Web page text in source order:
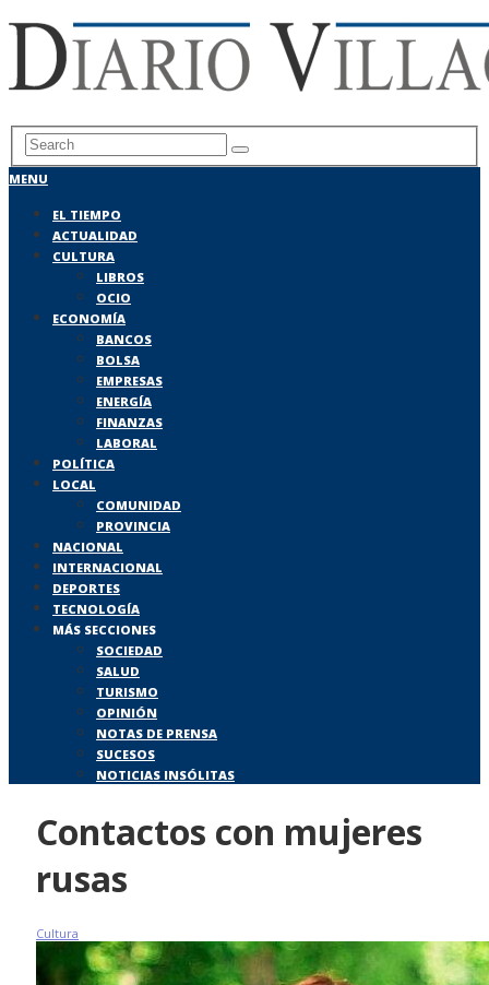
MENU
EL TIEMPO
ACTUALIDAD
CULTURA
LIBROS
OCIO
ECONOMÍA
BANCOS
BOLSA
EMPRESAS
ENERGÍA
FINANZAS
LABORAL
POLÍTICA
LOCAL
COMUNIDAD
PROVINCIA
NACIONAL
INTERNACIONAL
DEPORTES
TECNOLOGÍA
MÁS SECCIONES
SOCIEDAD
SALUD
TURISMO
OPINIÓN
NOTAS DE PRENSA
SUCESOS
NOTICIAS INSÓLITAS
Contactos con mujeres
rusas
Cultura